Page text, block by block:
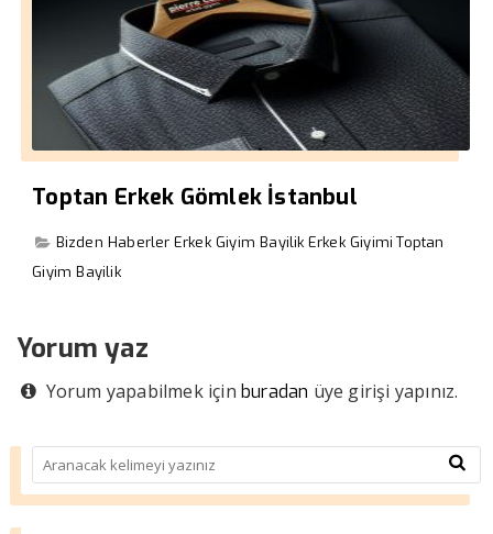
Toptan Erkek Gömlek İstanbul
Bizden Haberler Erkek Giyim Bayilik Erkek Giyimi Toptan
Giyim Bayilik
Yorum yaz
Yorum yapabilmek için buradan üye girişi yapınız.